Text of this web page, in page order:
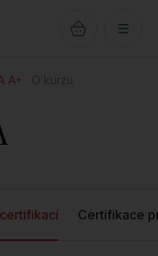
A+ O kurzu
Certifikace